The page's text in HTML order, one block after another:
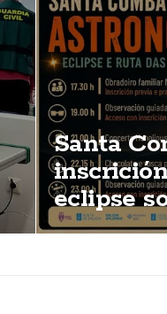
Santa
eclipse
12 de